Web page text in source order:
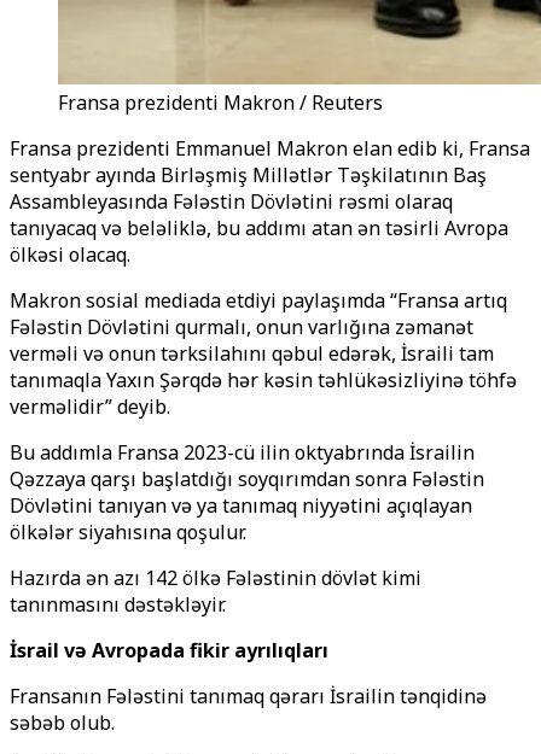
Fransa prezidenti Makron / Reuters
Fransa prezidenti Emmanuel Makron elan edib ki, Fransa
sentyabr ayında Birləşmiş Millətlər Təşkilatının Baş
Assambleyasında Fələstin Dövlətini rəsmi olaraq
tanıyacaq və beləliklə, bu addımı atan ən təsirli Avropa
ölkəsi olacaq.
Makron sosial mediada etdiyi paylaşımda “Fransa artıq
Fələstin Dövlətini qurmalı, onun varlığına zəmanət
verməli və onun tərksilahını qəbul edərək, İsraili tam
tanımaqla Yaxın Şərqdə hər kəsin təhlükəsizliyinə töhfə
verməlidir” deyib.
Bu addımla Fransa 2023-cü ilin oktyabrında İsrailin
Qəzzaya qarşı başlatdığı soyqırımdan sonra Fələstin
Dövlətini tanıyan və ya tanımaq niyyətini açıqlayan
ölkələr siyahısına qoşulur.
Hazırda ən azı 142 ölkə Fələstinin dövlət kimi
tanınmasını dəstəkləyir.
İsrail və Avropada fikir ayrılıqları
Fransanın Fələstini tanımaq qərarı İsrailin tənqidinə
səbəb olub.